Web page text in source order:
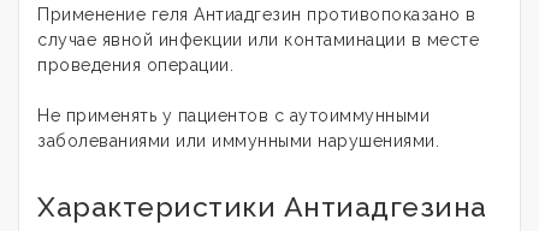
Применение геля Антиадгезин противопоказано в
случае явной инфекции или контаминации в месте
проведения операции.
Не применять у пациентов с аутоиммунными
заболеваниями или иммунными нарушениями.
Характеристики Антиадгезина